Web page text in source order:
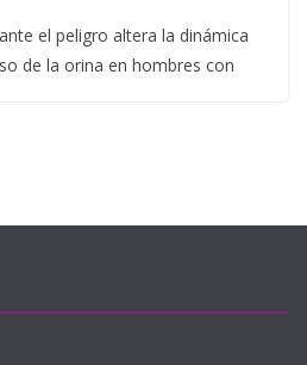
el peligro altera la dinámica
de la orina en hombres con